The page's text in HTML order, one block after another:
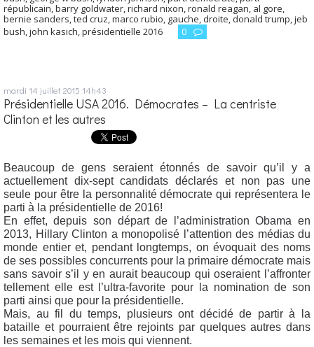
républicain,barry goldwater,richard nixon,ronald reagan, al gore,
bernie sanders,ted cruz,marco rubio, gauche, droite, donald trump,jeb
bush,john kasich,présidentielle 2016 0
mardi 14 juillet 2015 14h43
Présidentielle USA 2016. Démocrates – La centriste
Clinton et les autres
Beaucoup de gens seraient étonnés de savoir qu’il y a
actuellement dix-sept candidats déclarés et non pas une
seule pour être la personnalité démocrate qui représentera le
parti à la présidentielle de 2016!
En effet, depuis son départ de l’administration Obama en
2013, Hillary Clinton a monopolisé l’attention des médias du
monde entier et, pendant longtemps, on évoquait des noms
de ses possibles concurrents pour la primaire démocrate mais
sans savoir s’il y en aurait beaucoup qui oseraient l’affronter
tellement elle est l’ultra-favorite pour la nomination de son
parti ainsi que pour la présidentielle.
Mais, au fil du temps, plusieurs ont décidé de partir à la
bataille et pourraient être rejoints par quelques autres dans
les semaines et les mois qui viennent.